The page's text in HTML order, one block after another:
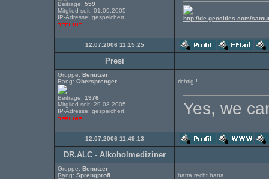
Beiträge: 559
Mitglied seit: 01.09.2005
IP-Adresse: gespeichert
http://de.geocities.com/
12.07.2006 11:15:25
Presi
Gruppe: Benutzer
Rang: Obersprenger
Beiträge: 1976
Mitglied seit: 29.08.2005
IP-Adresse: gespeichert
richtig !
Yes, we
12.07.2006 11:49:13
DR.ALC - Alkoholmediziner
Gruppe: Benutzer
Rang: Sprengprofi hatta recht hatta